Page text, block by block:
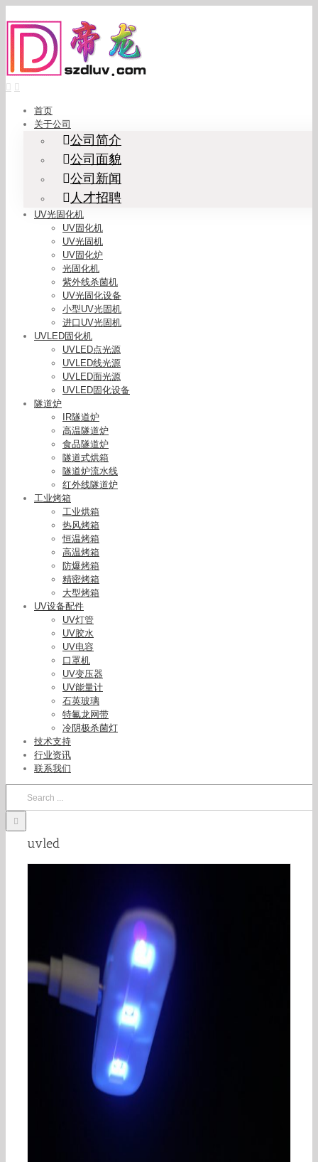
to
content
首页
关于公司
公司简介
公司面貌
公司新闻
人才招聘
UV光固化机
UV固化机
UV光固机
UV固化炉
光固化机
紫外线杀菌机
UV光固化设备
小型UV光固机
进口UV光固机
UVLED固化机
UVLED点光源
UVLED线光源
UVLED面光源
UVLED固化设备
隧道炉
IR隧道炉
高温隧道炉
食品隧道炉
隧道式烘箱
隧道炉流水线
红外线隧道炉
工业烤箱
工业烘箱
热风烤箱
恒温烤箱
高温烤箱
防爆烤箱
精密烤箱
大型烤箱
UV设备配件
UV灯管
UV胶水
UV电容
口罩机
UV变压器
UV能量计
石英玻璃
特氟龙网带
冷阴极杀菌灯
技术支持
行业资讯
联系我们
uvled
固化灯led_uv手机贴膜uv胶固化灯led紫外线源头